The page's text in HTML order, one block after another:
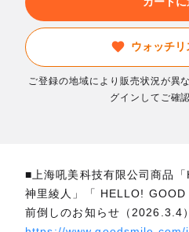
ウォッチ
ご登録の地域により販売状況が異
グインしてご確
■上海吼美科技有限公司商品
神里綾人」「 HELLO!
前倒しのお知らせ（2026.3.4）